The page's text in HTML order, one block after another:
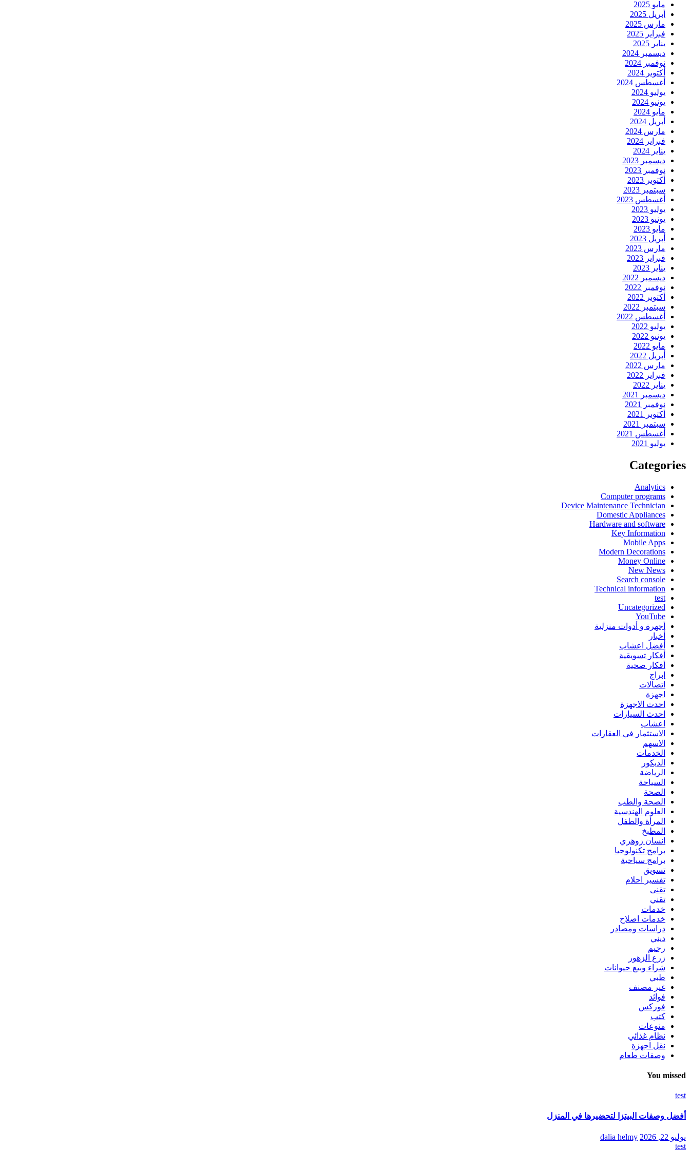
مايو 2025
أبريل 2025
مارس 2025
فبراير 2025
يناير 2025
ديسمبر 2024
نوفمبر 2024
أكتوبر 2024
أغسطس 2024
يوليو 2024
يونيو 2024
مايو 2024
أبريل 2024
مارس 2024
فبراير 2024
يناير 2024
ديسمبر 2023
نوفمبر 2023
أكتوبر 2023
سبتمبر 2023
أغسطس 2023
يوليو 2023
يونيو 2023
مايو 2023
أبريل 2023
مارس 2023
فبراير 2023
يناير 2023
ديسمبر 2022
نوفمبر 2022
أكتوبر 2022
سبتمبر 2022
أغسطس 2022
يوليو 2022
يونيو 2022
مايو 2022
أبريل 2022
مارس 2022
فبراير 2022
يناير 2022
ديسمبر 2021
نوفمبر 2021
أكتوبر 2021
سبتمبر 2021
أغسطس 2021
يوليو 2021
Categories
Analytics
Computer programs
Device Maintenance Technician
Domestic Appliances
Hardware and software
Key Information
Mobile Apps
Modern Decorations
Money Online
New News
Search console
Technical information
test
Uncategorized
YouTube
أجهرة و أدوات منزلية
أخبار
أفضل اعشاب
أفكار تسويقية
أفكار صحية
ابراج
اتصالات
اجهزة
احدث الاجهزة
احدث السيارات
اعشاب
الاستثمار في العقارات
الاسهم
الخدمات
الديكور
الرياضة
السياحة
الصحة
الصحة والطب
العلوم الهندسية
المرأة والطفل
المطبخ
انسان زوهري
برامج تكنولوجيا
برامج سياحية
تسويق
تفسير احلام
تقنى
تقني
خدمات
خدمات اصلاح
دراسات ومصادر
ديني
رجيم
زرع الزهور
شراء وبيع حيوانات
طبي
غير مصنف
فوائد
فوركس
كتب
منوعات
نظام غذائي
نقل اجهزة
وصفات طعام
You missed
test
أفضل وصفات البيتزا لتحضيرها في المنزل
يوليو 22, 2026
dalia helmy
test